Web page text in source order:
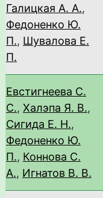
Галицкая А. А.,
Федоненко Ю.
П., Шувалова Е.
П.
Евстигнеева С.
С., Халэпа Я. В.,
Сигида Е. Н.,
Федоненко Ю.
П., Коннова С.
А., Игнатов В. В.